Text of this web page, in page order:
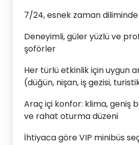
7/24, esnek zaman diliminde
Deneyimli, güler yüzlü ve
şoförler
Her türlü etkinlik için uygun
(düğün, nişan, iş gezisi,
Araç içi konfor: klima, geniş
ve rahat oturma düzeni
İhtiyaca göre VIP minibüs